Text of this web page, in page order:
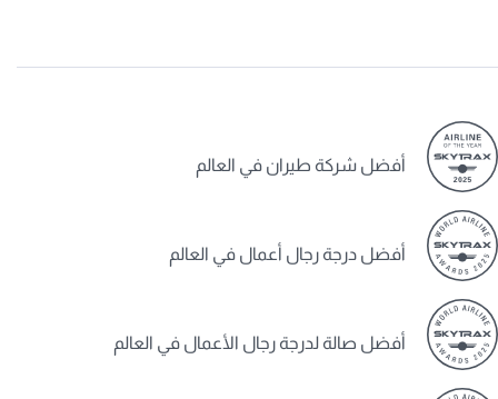
أفضل شركة طيران في العالم
أفضل درجة رجال أعمال في العالم
أفضل صالة لدرجة رجال الأعمال في العالم